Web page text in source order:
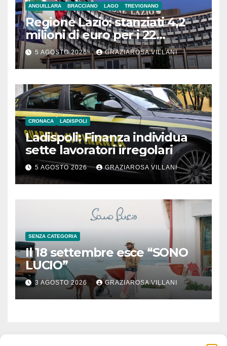
ANGUILLARA BRACCIANO LAGO TREVIGNANO
Regione Lazio: stanziati 4,2
milioni di euro per i 22
Comuni dell’Etruria
Meridionale
5 AGOSTO 2026 GRAZIAROSA VILLANI
CRONACA LADISPOLI
Ladispoli: Finanza individua
sette lavoratori irregolari
5 AGOSTO 2026 GRAZIAROSA VILLANI
SENZA CATEGORIA
Il 18 settembre esce “SONO
LUCIO”
3 AGOSTO 2026 GRAZIAROSA VILLANI